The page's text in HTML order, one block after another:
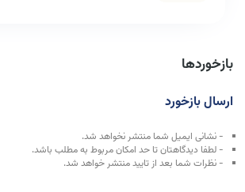
بازخوردها
ارسال بازخورد
- نشانی ایمیل شما منتشر نخواهد شد.
- لطفا دیدگاهتان تا حد امکان مربوط به مطلب باشد.
- نظرات شما بعد از تایید منتشر خواهد شد.